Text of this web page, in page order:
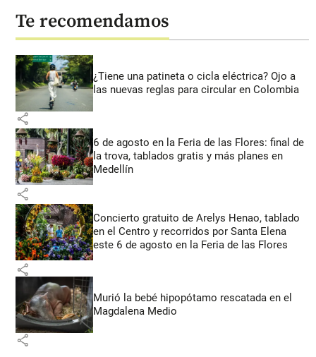
Te recomendamos
¿Tiene una patineta o cicla eléctrica? Ojo a
las nuevas reglas para circular en Colombia
share
6 de agosto en la Feria de las Flores: final de
la trova, tablados gratis y más planes en
Medellín
share
Concierto gratuito de Arelys Henao, tablado
en el Centro y recorridos por Santa Elena
este 6 de agosto en la Feria de las Flores
share
Murió la bebé hipopótamo rescatada en el
Magdalena Medio
share